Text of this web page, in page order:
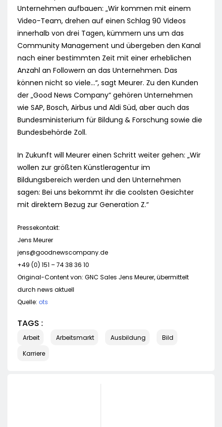
Unternehmen aufbauen: „Wir kommen mit einem
Video-Team, drehen auf einen Schlag 90 Videos
innerhalb von drei Tagen, kümmern uns um das
Community Management und übergeben den Kanal
nach einer bestimmten Zeit mit einer erheblichen
Anzahl an Followern an das Unternehmen. Das
können nicht so viele…“, sagt Meurer. Zu den Kunden
der „Good News Company“ gehören Unternehmen
wie SAP, Bosch, Airbus und Aldi Süd, aber auch das
Bundesministerium für Bildung & Forschung sowie die
Bundesbehörde Zoll.
In Zukunft will Meurer einen Schritt weiter gehen: „Wir
wollen zur größten Künstleragentur im
Bildungsbereich werden und den Unternehmen
sagen: Bei uns bekommt ihr die coolsten Gesichter
mit direktem Bezug zur Generation Z.“
Pressekontakt:
Jens Meurer
jens@goodnewscompany.de
+49 (0) 151 – 74 38 36 10
Original-Content von: GNC Sales Jens Meurer, übermittelt
durch news aktuell
Quelle: ots
TAGS :
Arbeit Arbeitsmarkt Ausbildung
Bild
Karriere